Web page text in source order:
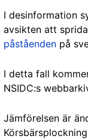
I desinformation
avsikten att
påståenden på
I detta fall
NSIDC:s
Jämförelsen är